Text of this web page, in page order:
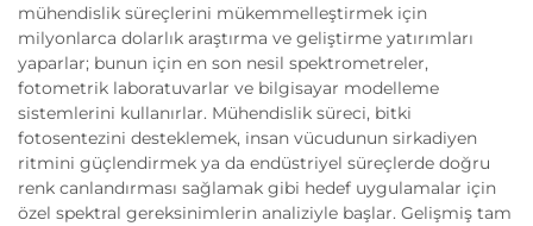
mühendislik süreçlerini mükemmelleştirmek için
milyonlarca dolarlık araştırma ve geliştirme yatırımları
yaparlar; bunun için en son nesil spektrometreler,
fotometrik laboratuvarlar ve bilgisayar modelleme
sistemlerini kullanırlar. Mühendislik süreci, bitki
fotosentezini desteklemek, insan vücudunun sirkadiyen
ritmini güçlendirmek ya da endüstriyel süreçlerde doğru
renk canlandırması sağlamak gibi hedef uygulamalar için
özel spektral gereksinimlerin analiziyle başlar. Gelişmiş tam